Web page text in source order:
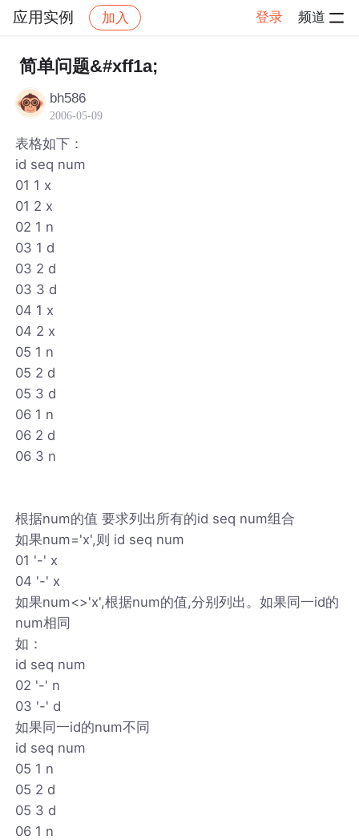
应用实例 加入 登录 频道
社区 应用实例
简单问题&#xff1a;
bh586
2006-05-09
表格如下：
id seq num
01 1 x
01 2 x
02 1 n
03 1 d
03 2 d
03 3 d
04 1 x
04 2 x
05 1 n
05 2 d
05 3 d
06 1 n
06 2 d
06 3 n
根据num的值 要求列出所有的id seq num组合
如果num='x',则 id seq num
01 '-' x
04 '-' x
如果num<>'x',根据num的值,分别列出。如果同一id的
num相同
如：
id seq num
02 '-' n
03 '-' d
如果同一id的num不同
id seq num
05 1 n
05 2 d
05 3 d
06 1 n